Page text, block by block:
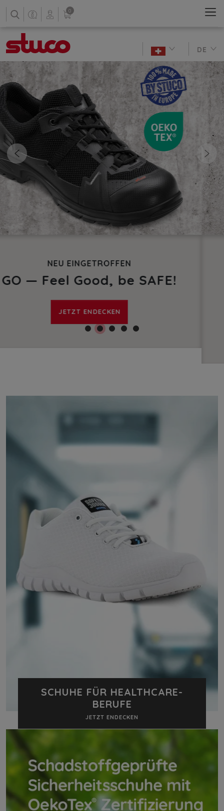
0
DE
JETZT ENTDECKEN
Rundum geschützt mit S3
Sicherheitsschuhen
ZUM SHOP
Previous Next
SCHUHE FÜR HEALTHCARE-
BERUFE
JETZT ENDECKEN